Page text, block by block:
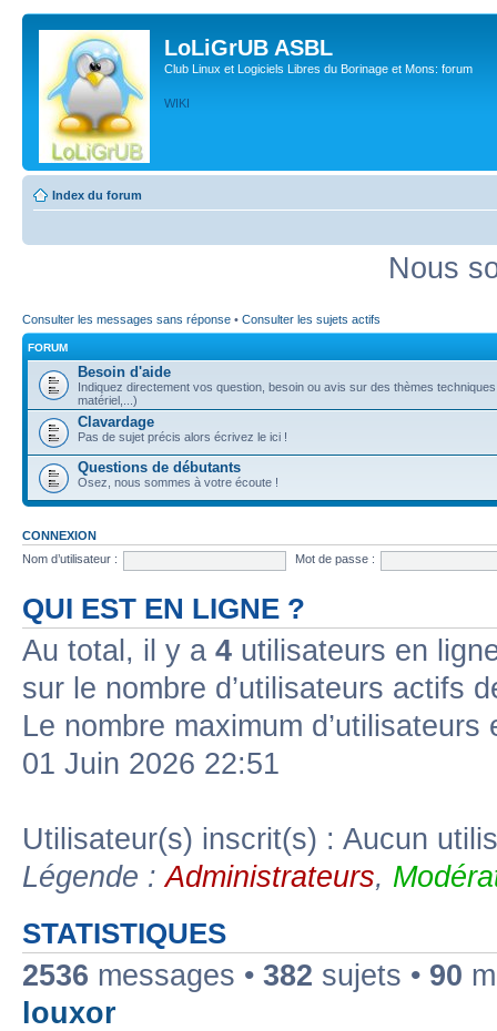
LoLiGrUB ASBL
Club Linux et Logiciels Libres du Borinage et Mons: forum
WIKI
Index du forum
Nous
Consulter les messages sans réponse • Consulter les sujets actifs
FORUM
Besoin d'aide
Indiquez directement vos question, besoin ou avis sur des thèmes
matériel,...)
Clavardage
Pas de sujet précis alors écrivez le ici !
Questions de débutants
Osez, nous sommes à votre écoute !
CONNEXION
Nom d’utilisateur :
Mot de passe :
QUI EST EN LIGNE ?
Au total, il y a 4 utilisateurs en
sur le nombre d’utilisateurs actifs
Le nombre maximum
01 Juin 2026 22:51
Utilisateur(s) inscrit(s) : Aucun
Légende :Administrateurs,
STATISTIQUES
2536 messages • 382 sujets • 90
louxor